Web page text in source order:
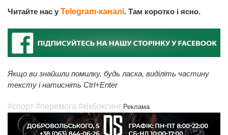
Читайте нас у Telegram-каналі. Там коротко і ясно.
Якщо ви знайшли помилку, будь ласка, виділіть частину
тексту і натисніть Ctrl+Enter
#спорт #перемога #кікбоксинг Реклама